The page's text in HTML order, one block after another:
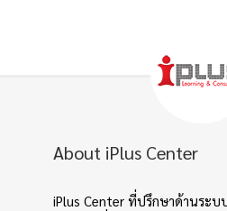
About iPlus Center
iPlus Center ที่ปรึกษาด้านระบ